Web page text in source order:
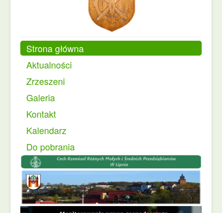
Strona główna
Aktualności
Zrzeszeni
Galeria
Kontakt
Kalendarz
Do pobrania